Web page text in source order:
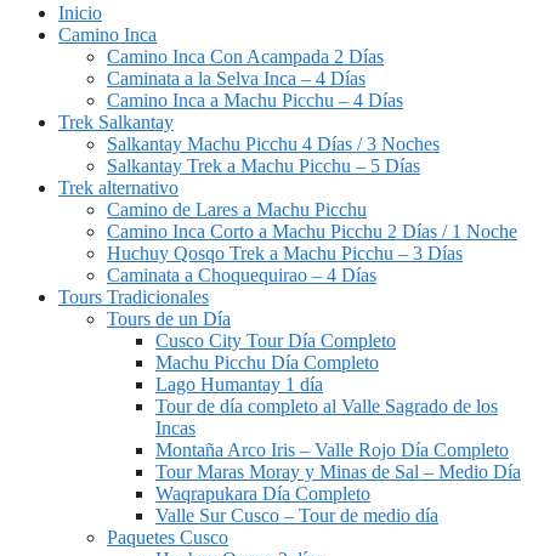
Inicio
Camino Inca
Camino Inca Con Acampada 2 Días
Caminata a la Selva Inca – 4 Días
Camino Inca a Machu Picchu – 4 Días
Trek Salkantay
Salkantay Machu Picchu 4 Días / 3 Noches
Salkantay Trek a Machu Picchu – 5 Días
Trek alternativo
Camino de Lares a Machu Picchu
Camino Inca Corto a Machu Picchu 2 Días / 1 Noche
Huchuy Qosqo Trek a Machu Picchu – 3 Días
Caminata a Choquequirao – 4 Días
Tours Tradicionales
Tours de un Día
Cusco City Tour Día Completo
Machu Picchu Día Completo
Lago Humantay 1 día
Tour de día completo al Valle Sagrado de los
Incas
Montaña Arco Iris – Valle Rojo Día Completo
Tour Maras Moray y Minas de Sal – Medio Día
Waqrapukara Día Completo
Valle Sur Cusco – Tour de medio día
Paquetes Cusco